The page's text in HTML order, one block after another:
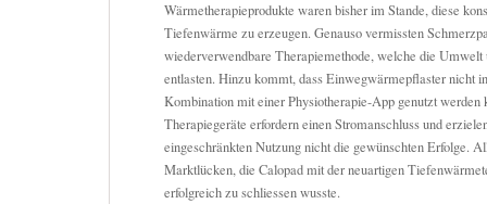
Wärmetherapieprodukte waren bisher im Stande, diese
Tiefenwärme zu erzeugen. Genauso vermissten
wiederverwendbare Therapiemethode, welche die Umwelt
entlasten. Hinzu kommt, dass Einwegwärmepflaster nicht
Kombination mit einer Physiotherapie-App genutzt werden
Therapiegeräte erfordern einen Stromanschluss und
eingeschränkten Nutzung nicht die gewünschten Erfolge.
Marktlücken, die Calopad mit der neuartigen
erfolgreich zu schliessen wusste.